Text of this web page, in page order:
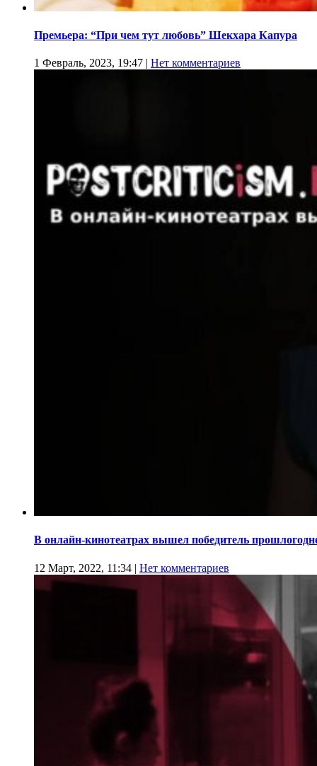
Премьера: “При чем тут любовь” Шекхара Капура
1 Февраль, 2023, 19:47 | Нет комментариев
В онлайн-кинотеатрах вышел победитель
12 Март, 2022, 11:34 | Нет комментариев